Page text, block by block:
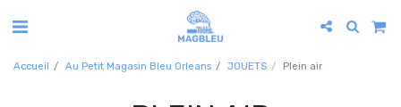
Accueil Au Petit Magasin Bleu Orleans JOUETS Plein air